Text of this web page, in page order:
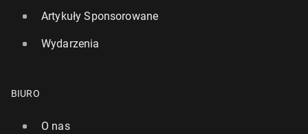
Artykuły Sponsorowane
Wydarzenia
BIURO
O nas